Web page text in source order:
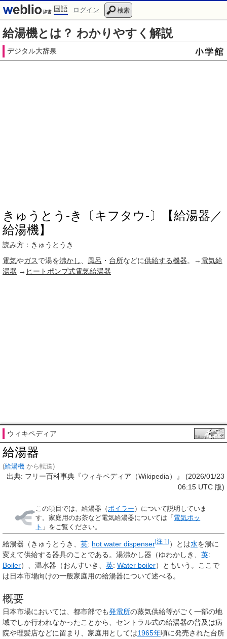
国語 ログイン 検索
給湯機とは？ わかりやすく解説
デジタル大辞泉
きゅうとう‐き〔キフタウ‐〕【給湯器／
給湯機】
読み方：きゅうとうき
電気やガスで湯を沸かし 風呂 ・ 台所などに供給する機器。→ 電気給
湯器 → ヒートポンプ式電気給湯器
ウィキペディア
給湯器
(給湯機 から転送)
出典: フリー百科事典『ウィキペディア（Wikipedia）』 (2026/01/23
06:15 UTC 版)
この項目では、給湯器（ ボイラー ）について説明していま
す。家庭用のお茶など電気給湯器については「 電気ポッ
ト 」をご覧ください。
給湯器 （きゅうとうき、 英: hot water dispenser[注 1 ]）とは水を湯に
変えて供給する器具のことである。 湯沸かし器 （ゆわかしき、 英:
Boiler）、 温水器 （おんすいき、 英: Water boiler）ともいう。ここで
は日本市場向けの一般家庭用の給湯器について述べる。
概要
日本市場においては、都市部でも発電所の蒸気供給等がごく一部の地
域でしか行われなかったことから、セントラル式の給湯器の普及は病
院や理髪店などに留まり、家庭用としては1965年頃に発売された台所